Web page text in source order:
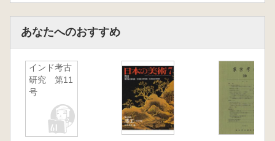
あなたへのおすすめ
インド考古
研究 第11
号